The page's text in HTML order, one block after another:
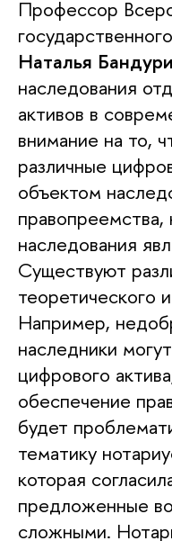
Профессор
Наталья
наследования
активов в
внимание на то,
различные
объектом
наследования
Существуют
теоретического
Например,
наследники
цифрового
обеспечение
будет
тематику
которая
предложенные
сложными.